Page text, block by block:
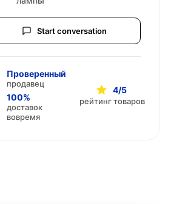
Start conversation
Проверенный
продавец
100%
доставок
вовремя
4/5
рейтинг товаров